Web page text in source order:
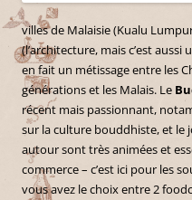
villes de Malaisie (Kualu
(l’architecture, mais c’est
en fait un métissage entre les
générations et les Malais. Le
récent mais passionnant,
sur la culture bouddhiste, et le
autour sont très animées et
commerce – c’est ici pour les
vous avez le choix entre 2